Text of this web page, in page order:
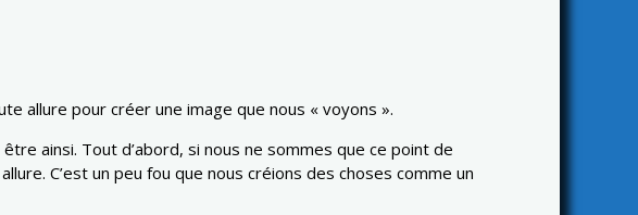
allure pour créer une image que nous « voyons ».
ainsi. Tout d’abord, si nous ne sommes que ce point de
C’est un peu fou que nous créions des choses comme un